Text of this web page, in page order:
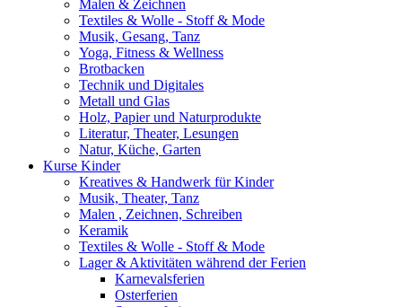
Malen & Zeichnen
Textiles & Wolle - Stoff & Mode
Musik, Gesang, Tanz
Yoga, Fitness & Wellness
Brotbacken
Technik und Digitales
Metall und Glas
Holz, Papier und Naturprodukte
Literatur, Theater, Lesungen
Natur, Küche, Garten
Kurse Kinder
Kreatives & Handwerk für Kinder
Musik, Theater, Tanz
Malen , Zeichnen, Schreiben
Keramik
Textiles & Wolle - Stoff & Mode
Lager & Aktivitäten während der Ferien
Karnevalsferien
Osterferien